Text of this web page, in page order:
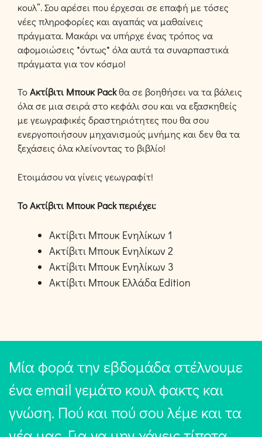
κουλ”. Σου αρέσει που έρχεσαι σε επαφή με τόσες
νέες πληροφορίες και αγαπάς να μαθαίνεις
πράγματα. Μακάρι να υπήρχε ένας τρόπος να
αφομοιώσεις *όντως* όλα αυτά τα συναρπαστικά
πράγματα για τον κόσμο!
ΤοΑκτίβιτι Μπουκ Packθα σε βοηθήσει να τα βάλεις
όλα σε μια σειρά στο κεφάλι σου και να εξασκηθείς
με γεωγραφικές δραστηριότητες που θα σου
ενεργοποιήσουν μηχανισμούς μνήμης και δεν θα τα
ξεχάσεις όλα κλείνοντας το βιβλίο!
Ετοιμάσου να γίνεις γεωγραφίτ!
Το Ακτίβιτι Μπουκ Pack περιέχει:
Ακτίβιτι Μπουκ Ενηλίκων 1
Ακτίβιτι Μπουκ Ενηλίκων 2
Ακτίβιτι Μπουκ Ενηλίκων 3
Ακτίβιτι Μπουκ Ελλάδα Edition
Μία φορά την εβδομάδα στέλνουμε
ένα email γεμάτο κουλ φακτς και
γνώση. Πού και πού σου λέμε και τα